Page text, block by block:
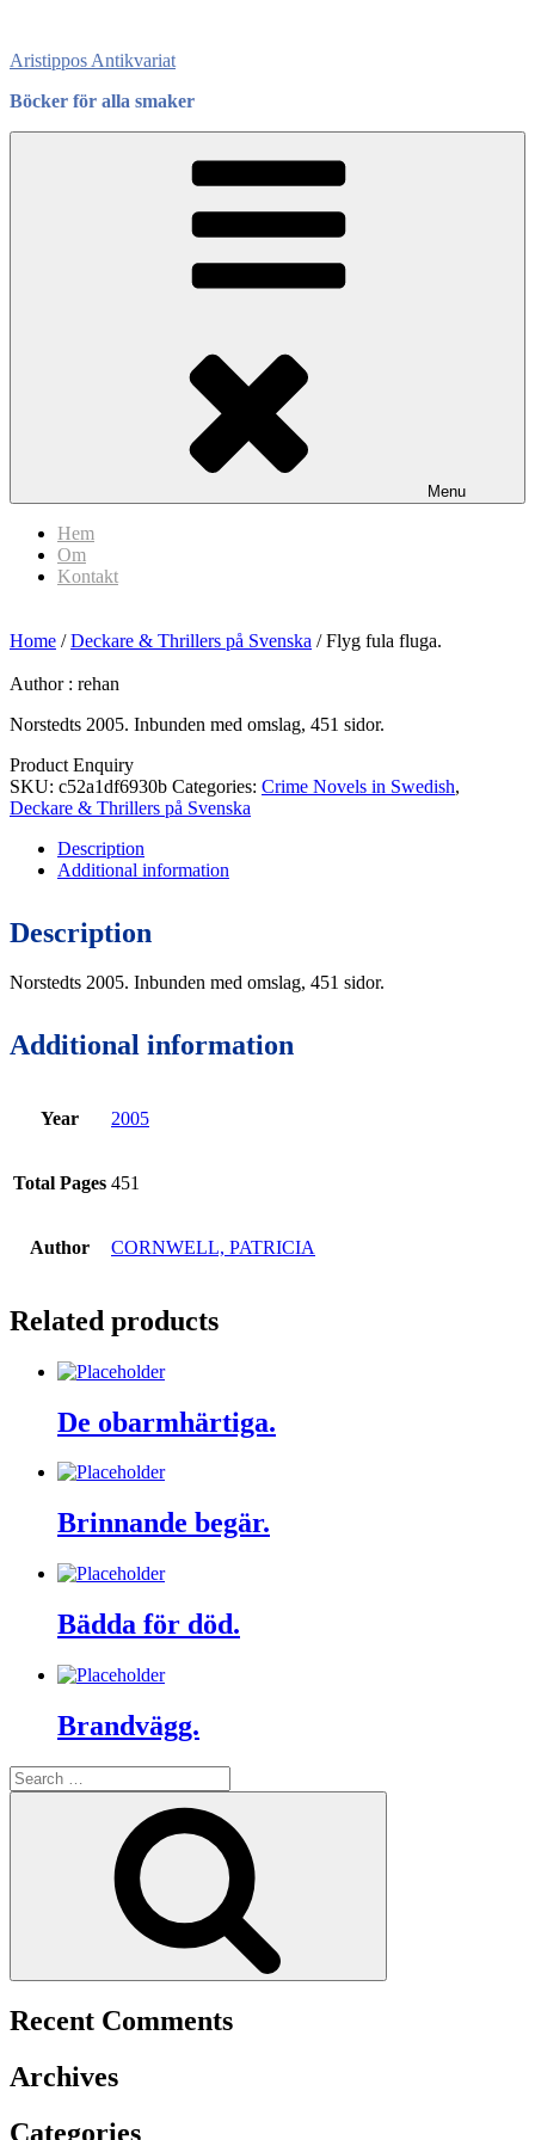
content
Aristippos Antikvariat
Böcker för alla smaker
Menu
Hem
Om
Kontakt
Home /Deckare & Thrillers på Svenska / Flyg fula fluga.
Author : rehan
Norstedts 2005. Inbunden med omslag, 451 sidor.
Product Enquiry
SKU: c52a1df6930b Categories: Crime Novels in Swedish,
Deckare & Thrillers på Svenska
Description
Additional information
Description
Norstedts 2005. Inbunden med omslag, 451 sidor.
Additional information
Year 2005
Total Pages 451
Author CORNWELL, PATRICIA
Related products
De obarmhärtiga.
Brinnande begär.
Bädda för död.
Brandvägg.
Search
for:
Recent Comments
Archives
Categories